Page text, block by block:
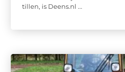
tillen, is Deens.nl ...